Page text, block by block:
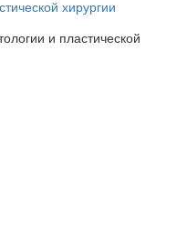
и пластической